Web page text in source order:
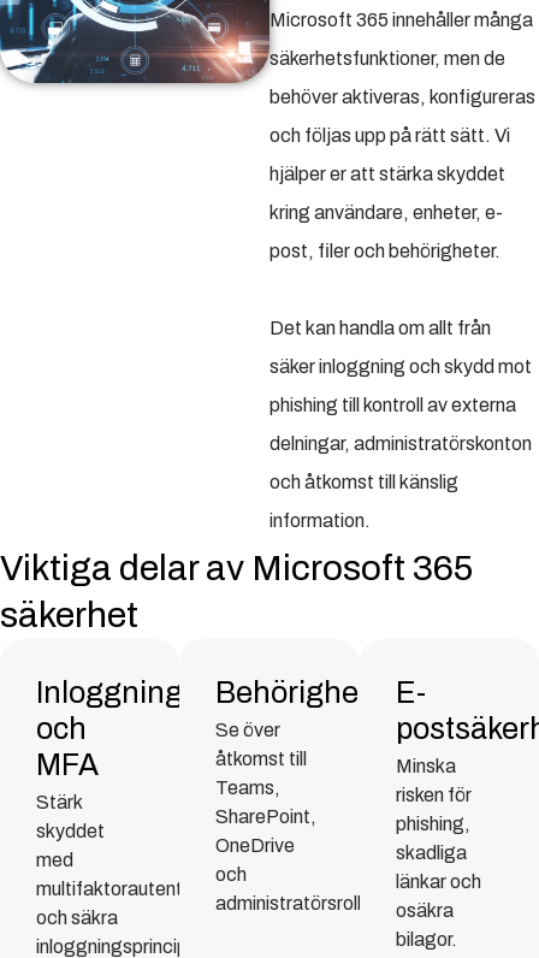
Microsoft 365 innehåller många
säkerhetsfunktioner, men de
behöver aktiveras, konfigureras
och följas upp på rätt sätt. Vi
hjälper er att stärka skyddet
kring användare, enheter, e-
post, filer och behörigheter.
Det kan handla om allt från
säker inloggning och skydd mot
phishing till kontroll av externa
delningar, administratörskonton
och åtkomst till känslig
information.
Viktiga delar av Microsoft 365
säkerhet
Inloggning
och
MFA
Stärk
skyddet
med
multifaktorautentisering
och säkra
inloggningsprinciper.
Behörigheter
Se över
åtkomst till
Teams,
SharePoint,
OneDrive
och
administratörsroller.
E-
Minska
risken för
phishing,
skadliga
länkar och
osäkra
bilagor.